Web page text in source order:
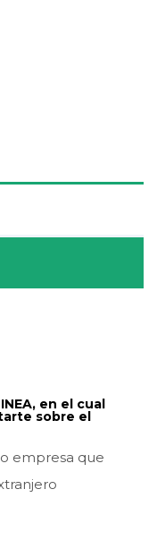
en el cual
sobre el
empresa que